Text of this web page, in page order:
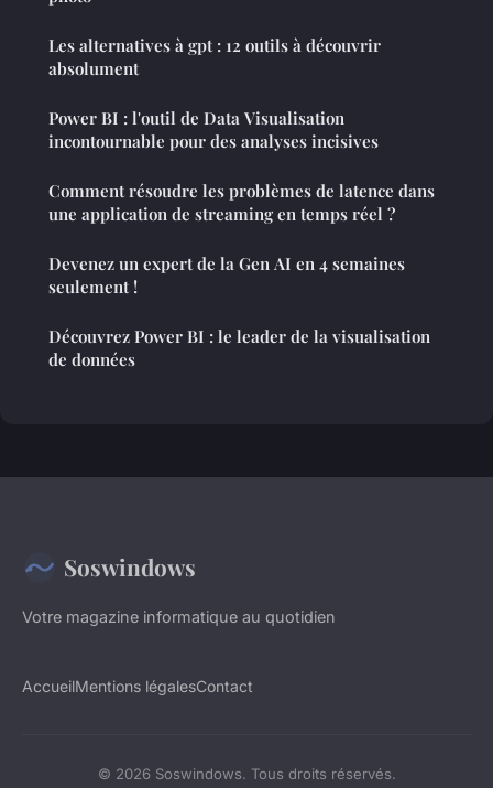
Les alternatives à gpt : 12 outils à découvrir
absolument
Power BI : l'outil de Data Visualisation
incontournable pour des analyses incisives
Comment résoudre les problèmes de latence dans
une application de streaming en temps réel ?
Devenez un expert de la Gen AI en 4 semaines
seulement !
Découvrez Power BI : le leader de la visualisation
de données
Soswindows
Votre magazine informatique au quotidien
AccueilMentions légalesContact
© 2026 Soswindows. Tous droits réservés.